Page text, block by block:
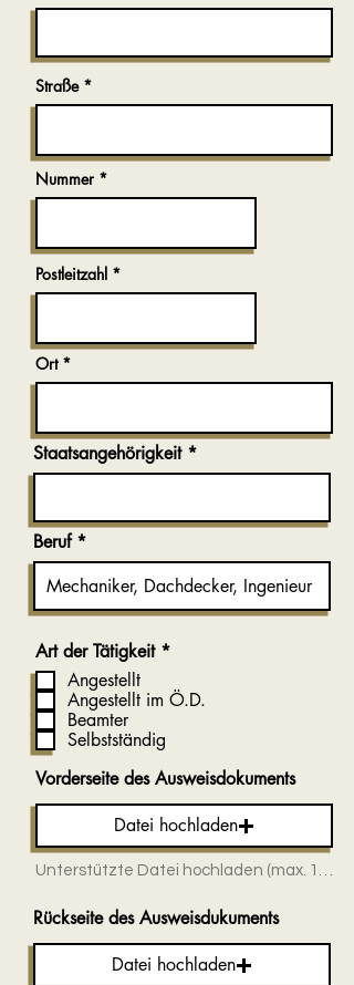
Straße
Nummer
Postleitzahl
Ort
Staatsangehörigkeit
Beruf
Art der Tätigkeit *P
i
f
e
l
d
Angestellt
Angestellt im Ö.D.
Beamter
Selbstständig
Vorderseite des Ausweisdokuments
Datei hochladen
Unterstützte Datei hochladen (max. 15MB)
Rückseite des Ausweisdukuments
Datei hochladen